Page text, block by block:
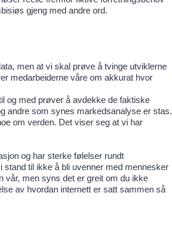
gjeng med andre ord.
men at vi skal prøve å tvinge utviklerne
medarbeiderne våre om akkurat hvor
og med prøver å avdekke de faktiske
andre som synes markedsanalyse er stas.
om verden. Det viser seg at vi har
og har sterke følelser rundt
til ikke å bli uvenner med mennesker
vår, men syns det er greit om du ikke
av hvordan internett er satt sammen så